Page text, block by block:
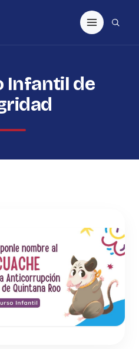
Infantil de